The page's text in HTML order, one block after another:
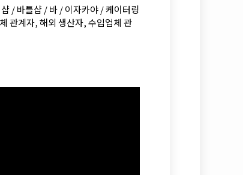
/ 바틀샵 / 바 / 이자카야 / 케이터링
관계자, 해외 생산자, 수입업체 관